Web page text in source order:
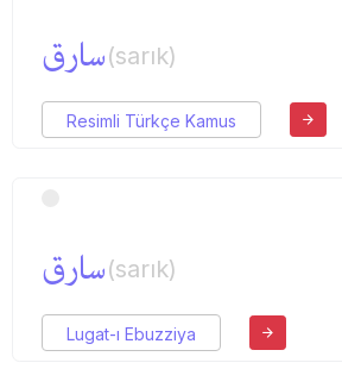
سارق(sarık)
Resimli Türkçe Kamus
سارق(sarık)
Lugat-ı Ebuzziya